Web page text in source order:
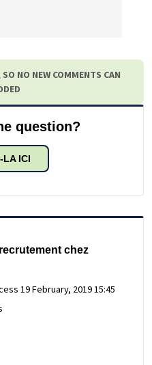
NO NEW COMMENTS CAN
question?
LA ICI
chez
19 February, 2019 15:45